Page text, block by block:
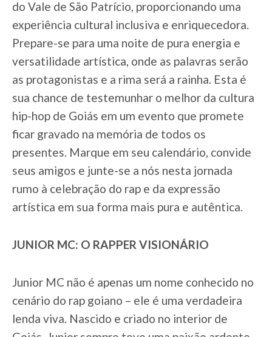
do Vale de São Patrício, proporcionando uma
experiência cultural inclusiva e enriquecedora.
Prepare-se para uma noite de pura energia e
versatilidade artística, onde as palavras serão
as protagonistas e a rima será a rainha. Esta é
sua chance de testemunhar o melhor da cultura
hip-hop de Goiás em um evento que promete
ficar gravado na memória de todos os
presentes. Marque em seu calendário, convide
seus amigos e junte-se a nós nesta jornada
rumo à celebração do rap e da expressão
artística em sua forma mais pura e autêntica.
JUNIOR MC: O RAPPER VISIONÁRIO
Junior MC não é apenas um nome conhecido no
cenário do rap goiano – ele é uma verdadeira
lenda viva. Nascido e criado no interior de